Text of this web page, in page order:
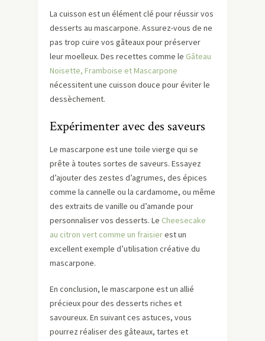
La cuisson est un élément clé pour réussir vos
desserts au mascarpone. Assurez-vous de ne
pas trop cuire vos gâteaux pour préserver
leur moelleux. Des recettes comme le Gâteau
Noisette, Framboise et Mascarpone
nécessitent une cuisson douce pour éviter le
dessèchement.
Expérimenter avec des saveurs
Le mascarpone est une toile vierge qui se
prête à toutes sortes de saveurs. Essayez
d’ajouter des zestes d’agrumes, des épices
comme la cannelle ou la cardamome, ou même
des extraits de vanille ou d’amande pour
personnaliser vos desserts. Le Cheesecake
au citron vert comme un fraisierest un
excellent exemple d’utilisation créative du
mascarpone.
En conclusion, le mascarpone est un allié
précieux pour des desserts riches et
savoureux. En suivant ces astuces, vous
pourrez réaliser des gâteaux, tartes et